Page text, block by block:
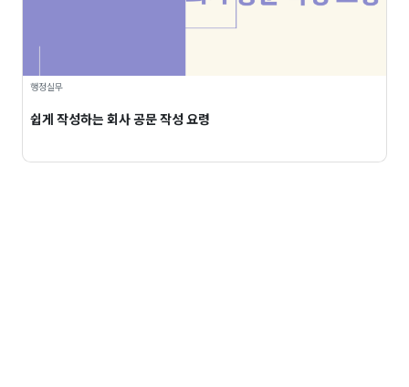
행정실무
쉽게 작성하는 회사 공문 작성 요령